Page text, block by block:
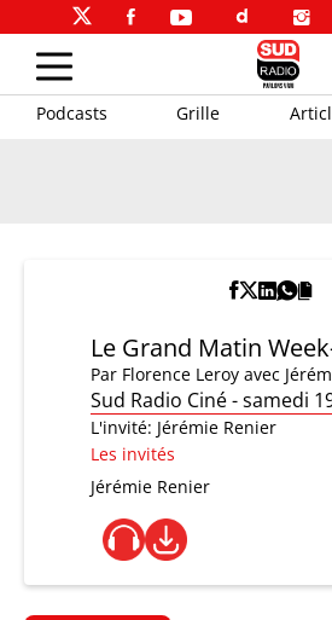
Podcasts Grille
Le Grand Matin
Par Florence Leroy avec
Sud Radio Ciné - samedi
L'invité: Jérémie Renier
Les invités
Jérémie Renier